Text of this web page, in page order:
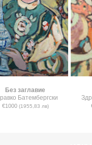
Без заглавие
Батембергски
€1000 (1955,83 лв)